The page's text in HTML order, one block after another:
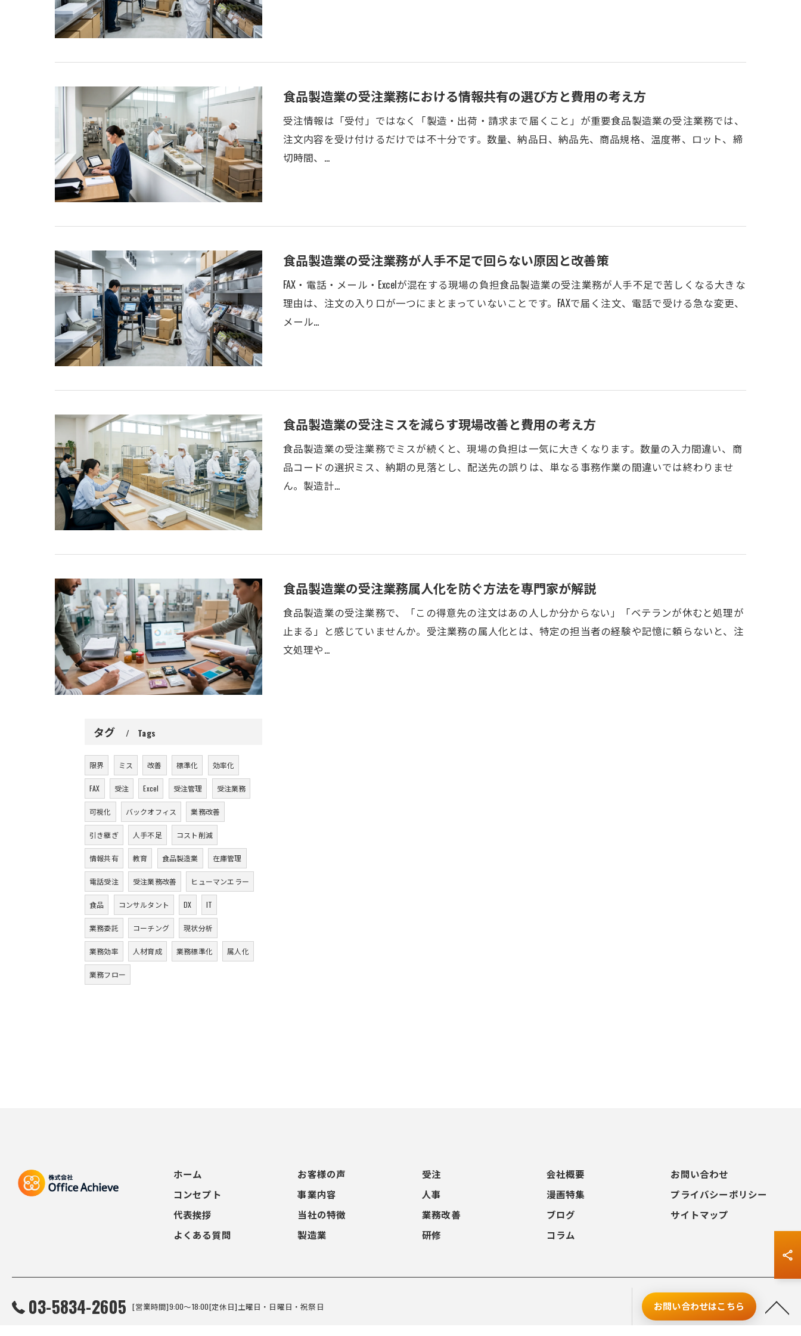
食品製造業の受注業務における情報共有の選び方と費用の考え方
受注情報は「受付」ではなく「製造・出荷・請求まで届くこと」が重要食品製造業の受注業務では、
注文内容を受け付けるだけでは不十分です。数量、納品日、納品先、商品規格、温度帯、ロット、締
切時間、…
食品製造業の受注業務が人手不足で回らない原因と改善策
FAX・電話・メール・Excelが混在する現場の負担食品製造業の受注業務が人手不足で苦しくなる大きな
理由は、注文の入り口が一つにまとまっていないことです。FAXで届く注文、電話で受ける急な変更、
メール…
食品製造業の受注ミスを減らす現場改善と費用の考え方
食品製造業の受注業務でミスが続くと、現場の負担は一気に大きくなります。数量の入力間違い、商
品コードの選択ミス、納期の見落とし、配送先の誤りは、単なる事務作業の間違いでは終わりませ
ん。製造計…
食品製造業の受注業務属人化を防ぐ方法を専門家が解説
食品製造業の受注業務で、「この得意先の注文はあの人しか分からない」「ベテランが休むと処理が
止まる」と感じていませんか。受注業務の属人化とは、特定の担当者の経験や記憶に頼らないと、注
文処理や…
タグ Tags
限界 ミス 改善 標準化 効率化
FAX 受注 Excel 受注管理 受注業務
可視化 バックオフィス 業務改善
引き継ぎ 人手不足 コスト削減
情報共有 教育 食品製造業 在庫管理
電話受注 受注業務改善 ヒューマンエラー
食品 コンサルタント DX IT
業務委託 コーチング 現状分析
業務効率 人材育成 業務標準化 属人化
業務フロー
03-5834-2605 [営業時間]9:00～18:00[定休日]土曜日・日曜日・祝祭日 お問い合わせはこちら
ホーム
コンセプト
代表挨拶
よくある質問
お客様の声
事業内容
当社の特徴
製造業
受注
人事
業務改善
研修
会社概要
漫画特集
ブログ
コラム
お問い合わせ
プライバシーポリシー
サイトマップ
© 2026 食品のコンサルタントなら株式会社Office Achieve ALL RIGHTS RESERVED.
お問い合わせはこちら